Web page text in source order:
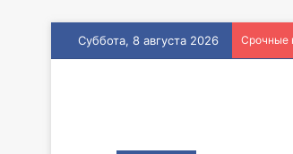
Суббота, 8 августа 2026 Срочные